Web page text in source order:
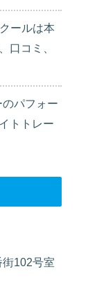
ールは本
口コミ、
パフォー
トトレー
102号室